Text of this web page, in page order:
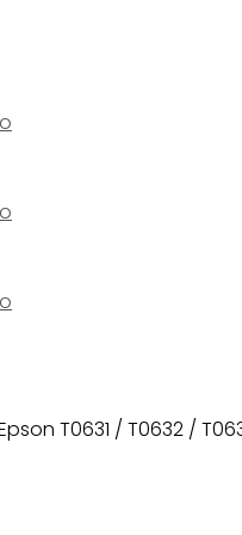
T0631 / T0632 /